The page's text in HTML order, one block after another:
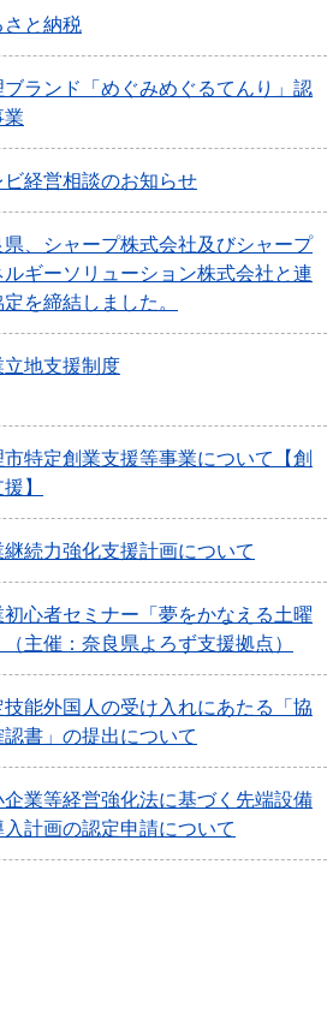
さと納税
ブランド「めぐみめぐるてんり」認
業
ビ経営相談のお知らせ
県、シャープ株式会社及びシャープ
ルギーソリューション株式会社と連
を締結しました。
立地支援制度
市特定創業支援等事業について【創
】
継続力強化支援計画について
初心者セミナー「夢をかなえる土曜
主催：奈良県よろず支援拠点）
技能外国人の受け入れにあたる「協
認書」の提出について
企業等経営強化法に基づく先端設備
入計画の認定申請について